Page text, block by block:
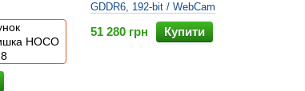
HOCO
GDDR6, 192-bit / WebCam
51 280 грн Купити